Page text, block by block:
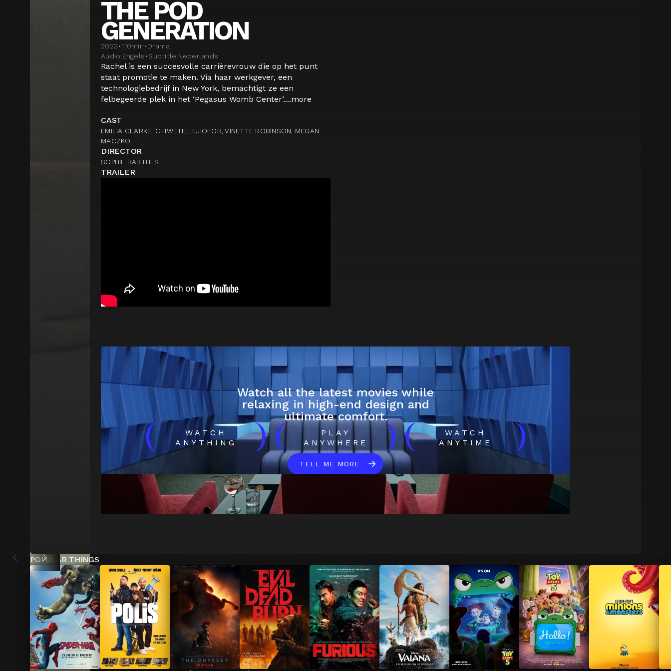
THE POD
GENERATION
2023•110min•Drama
Audio:Engels•Subtitle:Nederlands
Rachel is een succesvolle carrièrevrouw die op het punt
staat promotie te maken. Via haar werkgever, een
technologiebedrijf in New York, bemachtigt ze een
felbegeerde plek in het ‘Pegasus Womb Center’....more
CAST
EMILIA CLARKE, CHIWETEL EJIOFOR, VINETTE ROBINSON, MEGAN
MACZKO
DIRECTOR
SOPHIE BARTHES
TRAILER
Watch all the latest movies while
relaxing in high-end design and
ultimate comfort.
(
WATCH
ANYTHING
)(
PLAY
ANYWHERE
)(
WATCH
ANYTIME
)
TELL ME MORE
POPULAR THINGS